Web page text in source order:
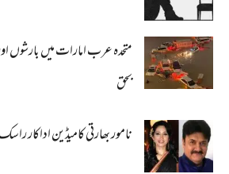
بحق
نامور بھارتی کامیڈین اداکار